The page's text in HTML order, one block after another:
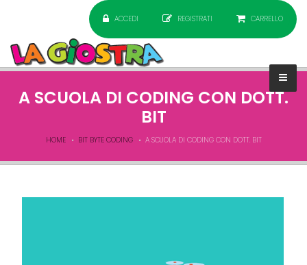
ACCEDI REGISTRATI CARRELLO
A SCUOLA DI CODING CON DOTT.
BIT
HOME BIT BYTE CODING A SCUOLA DI CODING CON DOTT. BIT